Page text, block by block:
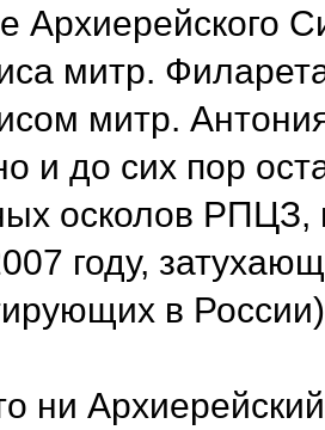
Архиерейского
митр.
митр.
и до сих пор
осколов РПЦЗ,
году,
в
ни